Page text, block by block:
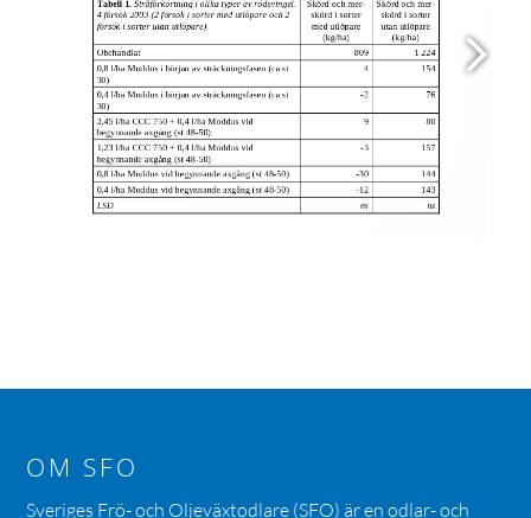
OM SFO
Sveriges Frö- och Oljeväxtodlare (SFO) är en odlar- och